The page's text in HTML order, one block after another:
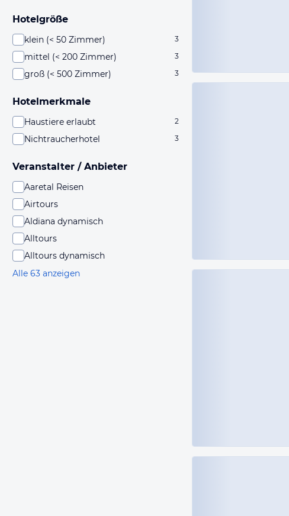
Hotelgröße
klein (< 50 Zimmer) 3
mittel (< 200 Zimmer) 3
groß (< 500 Zimmer) 3
Hotelmerkmale
Haustiere erlaubt 2
Nichtraucherhotel 3
Veranstalter / Anbieter
Aaretal Reisen
Airtours
Aldiana dynamisch
Alltours
Alltours dynamisch
Alle 63 anzeigen